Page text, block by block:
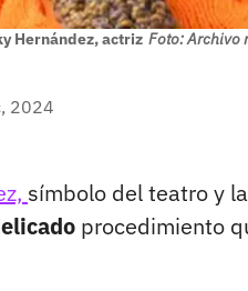
Hernández, actriz Foto: Archivo
2024
símbolo del teatro y
procedimiento